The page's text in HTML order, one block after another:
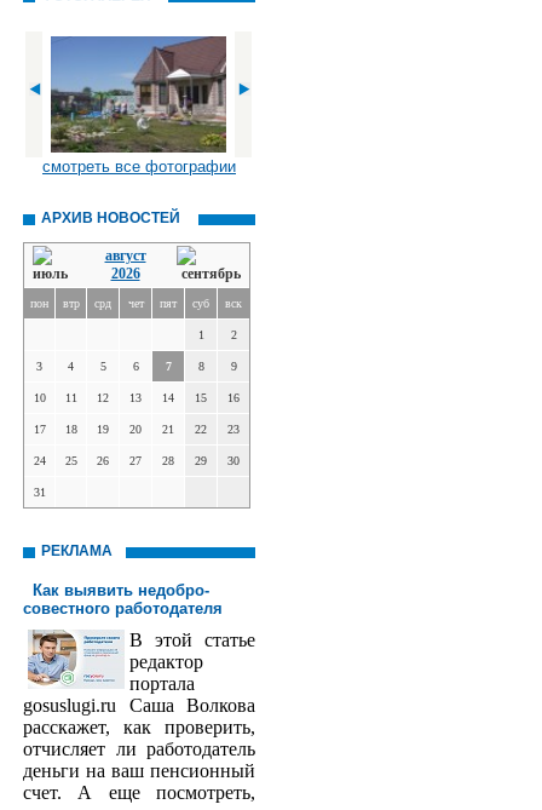
смотреть все фотографии
АРХИВ НОВОСТЕЙ
август
2026
пон втр срд чет пят суб вск
1 2
3 4 5 6 7 8 9
10 11 12 13 14 15 16
17 18 19 20 21 22 23
24 25 26 27 28 29 30
31
РЕКЛАМА
Как выявить недобро­
совестного работодателя
В этой статье
редактор
порта­ла
gosuslugi.ru Саша Волкова
расскажет, как проверить,
отчисляет ли работодатель
деньги на ваш пенсионный
счет. А еще посмотреть,